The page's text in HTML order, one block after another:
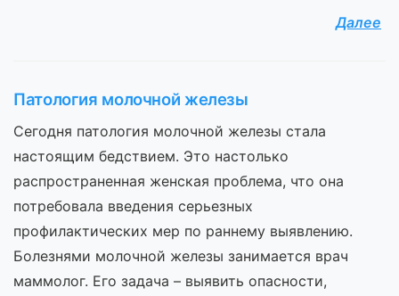
Далее
Патология молочной железы
Сегодня патология молочной железы стала
настоящим бедствием. Это настолько
распространенная женская проблема, что она
потребовала введения серьезных
профилактических мер по раннему выявлению.
Болезнями молочной железы занимается врач
маммолог. Его задача – выявить опасности,